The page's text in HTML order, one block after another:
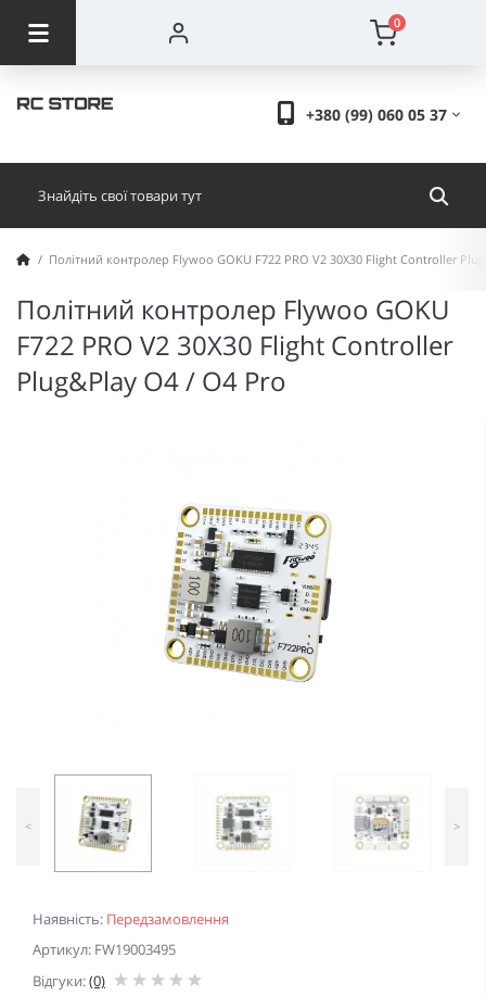
0
+380 (99) 060 05 37
Політний контролер Flywoo GOKU F722 PRO V2 30X30 Flight Controller
Політний контролер Flywoo GOKU
F722 PRO V2 30X30 Flight Controller
Plug&Play O4 / O4 Pro
Наявність: Передзамовлення
Артикул: FW19003495
Відгуки:(0)
< >